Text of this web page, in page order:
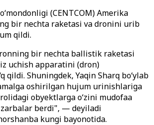
(CENTCOM) Amerika
bir nechta raketasi va dronini urib
qildi.
bir nechta ballistik raketasi
uchish apparatini (dron)
qildi. Shuningdek, Yaqin Sharq bo‘ylab
oshirilgan hujum urinishlariga
obyektlarga o‘zini mudofaa
berdi", — deyiladi
kungi bayonotida.